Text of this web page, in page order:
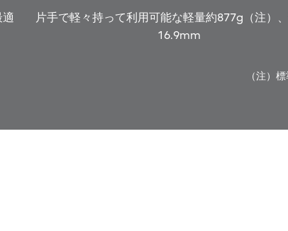
適
片手で軽々持って利用可能な軽量約877g（注）
16.9mm
（注）